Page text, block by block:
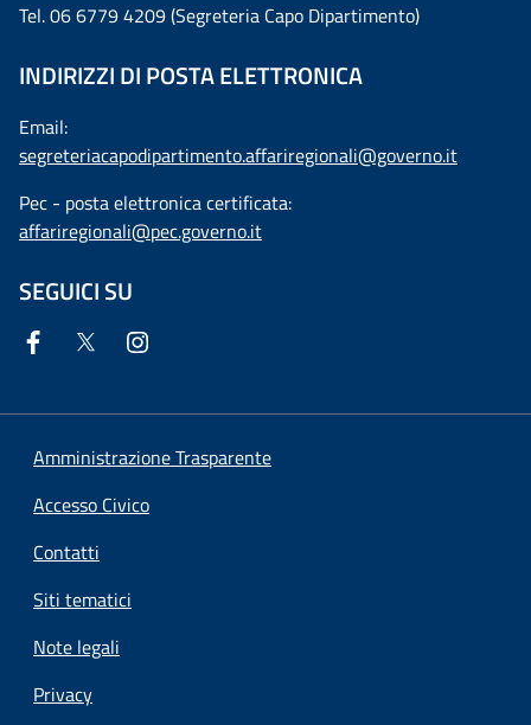
Tel. 06 6779 4209 (Segreteria Capo Dipartimento)
INDIRIZZI DI POSTA ELETTRONICA
Email:
segreteriacapodipartimento.affariregionali@governo.it
Pec - posta elettronica certificata:
affariregionali@pec.governo.it
SEGUICI SU
Amministrazione Trasparente
Accesso Civico
Contatti
Siti tematici
Note legali
Privacy